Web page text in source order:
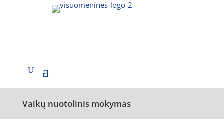
Vaikų nuotolinis mokymas